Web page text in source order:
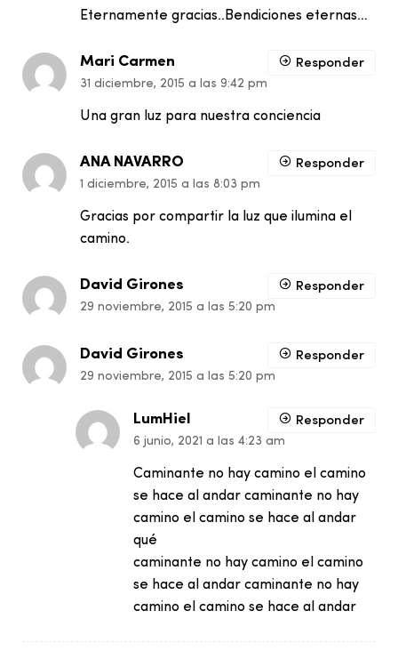
Eternamente gracias..Bendiciones eternas…
Mari Carmen
31 diciembre, 2015 a las 9:42 pm
Una gran luz para nuestra conciencia
Responder
ANA NAVARRO
1 diciembre, 2015 a las 8:03 pm
Gracias por compartir la luz que ilumina el
camino.
Responder
David Girones
29 noviembre, 2015 a las 5:20 pm
Responder
David Girones
29 noviembre, 2015 a las 5:20 pm
Responder
LumHiel
6 junio, 2021 a las 4:23 am
Caminante no hay camino el camino
se hace al andar caminante no hay
camino el camino se hace al andar
qué
caminante no hay camino el camino
se hace al andar caminante no hay
camino el camino se hace al andar
Responder